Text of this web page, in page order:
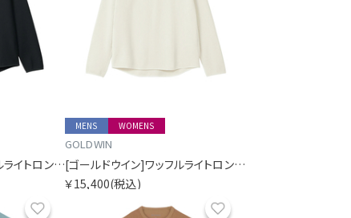
[ゴールドウイン]ワッフルライトロングスリーブティーシャツ
MENS WOMENS
GOLDWIN
[ゴールドウイン]ワッフルライトロングスリーブティーシャツ
￥15,400(税込)